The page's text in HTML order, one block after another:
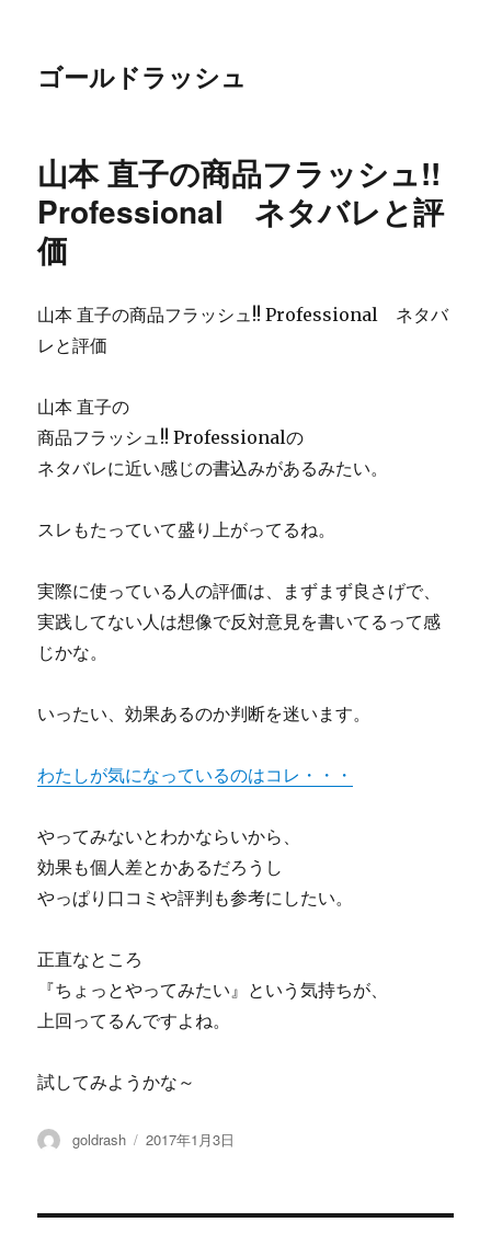
ゴールドラッシュ
山本 直子の商品フラッシュ!!
Professional ネタバレと評
価
山本 直子の商品フラッシュ!! Professional ネタバ
レと評価
山本 直子の
商品フラッシュ!! Professionalの
ネタバレに近い感じの書込みがあるみたい。
スレもたっていて盛り上がってるね。
実際に使っている人の評価は、まずまず良さげで、
実践してない人は想像で反対意見を書いてるって感
じかな。
いったい、効果あるのか判断を迷います。
わたしが気になっているのはコレ・・・
やってみないとわかならいから、
効果も個人差とかあるだろうし
やっぱり口コミや評判も参考にしたい。
正直なところ
『ちょっとやってみたい』という気持ちが、
上回ってるんですよね。
試してみようかな～
投
goldrash
投
2017年1月3日